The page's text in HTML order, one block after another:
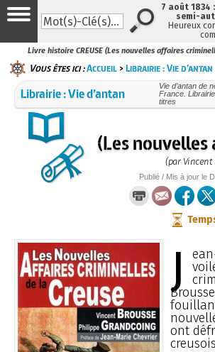
Livre histoire CREUSE (Les nouvelles affaires
Vous êtes ici :Accueil >Librairie : Vie d’antan
Librairie : Vie d’antan
Vie d’antan de
France.
titres
(Les
(par Vincent
Publié / Mis à jour le
J
ont
7 août
semi-
Heureux